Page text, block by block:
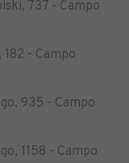
737 - Campo
- Campo
935 - Campo
1158 - Campo